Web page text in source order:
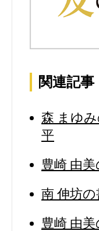
関連記事
森 まゆ
平
豊崎 由
南 伸坊
豊崎 由